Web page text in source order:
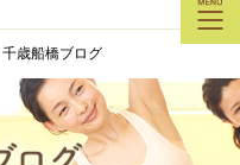
千歳船橋ブログ